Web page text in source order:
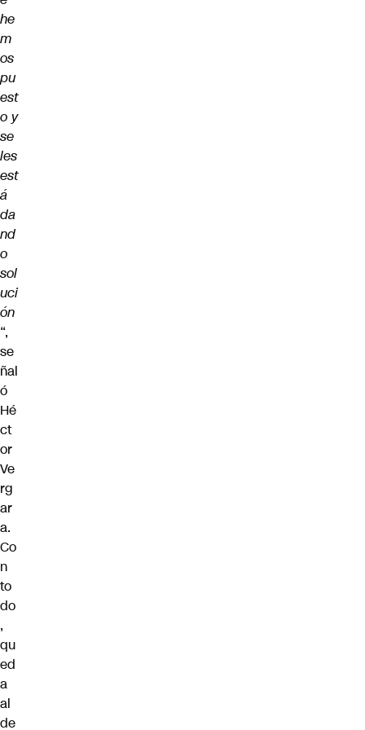
he
m
os
pu
est
o y
se
les
est
á
da
nd
o
sol
uci
ón
“,
se
ñal
ó
Hé
ct
or
Ve
rg
ar
a.
Co
n
to
do
,
qu
ed
a
al
de